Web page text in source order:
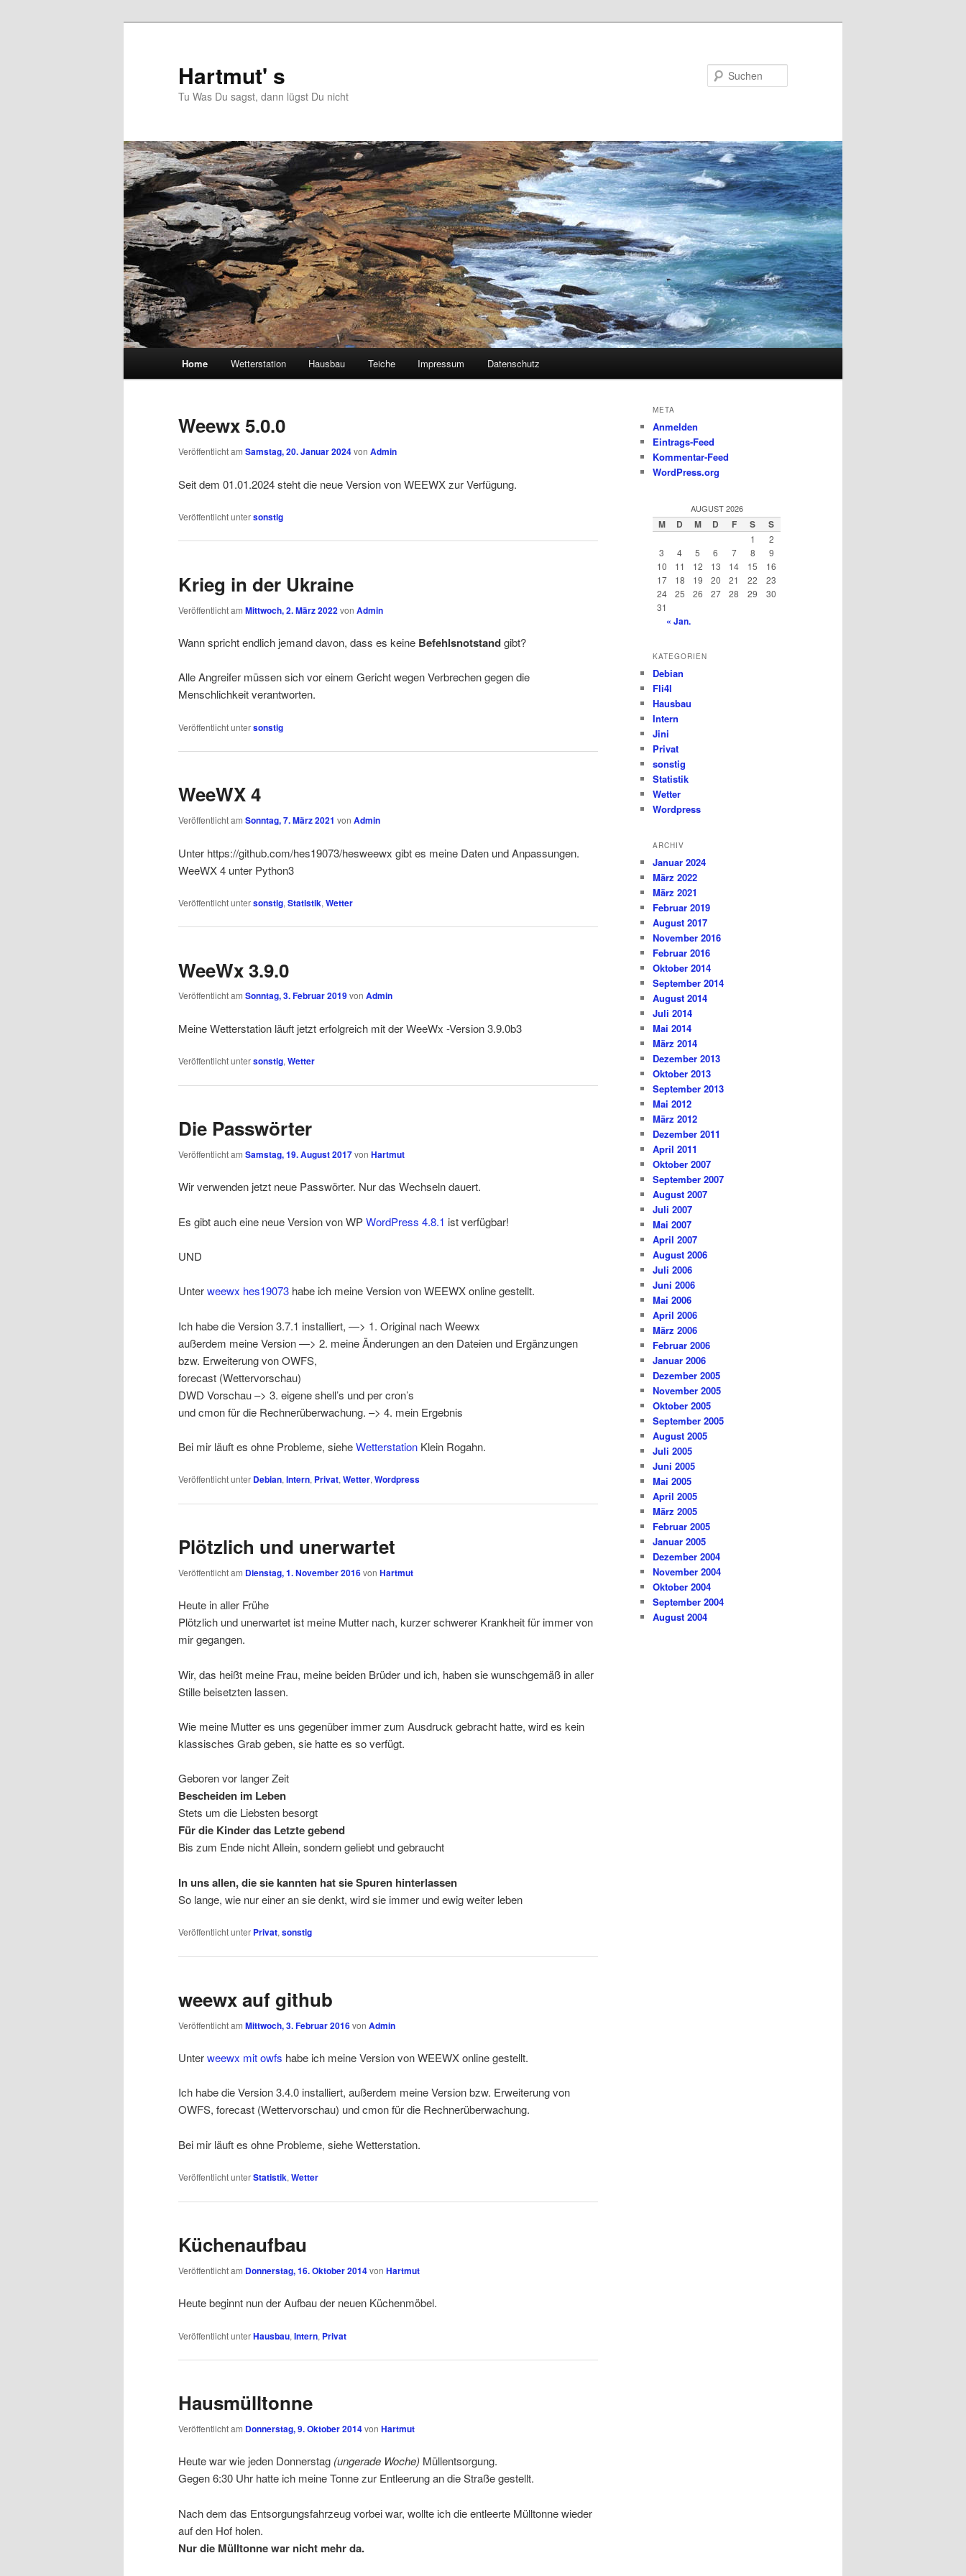
Hartmut' s
Tu Was Du sagst, dann lügst Du nicht
Home Wetterstation Hausbau Teiche Impressum Datenschutz
Weewx 5.0.0
Veröffentlicht am Samstag, 20. Januar 2024von Admin
Seit dem 01.01.2024 steht die neue Version von WEEWX zur Verfügung.
Veröffentlicht untersonstig
Krieg in der Ukraine
Veröffentlicht am Mittwoch, 2. März 2022von Admin
Wann spricht endlich jemand davon, dass es keine Befehlsnotstandgibt?
Alle Angreifer müssen sich vor einem Gericht wegen Verbrechen gegen die
Menschlichkeit verantworten.
Veröffentlicht untersonstig
WeeWX 4
Veröffentlicht am Sonntag, 7. März 2021 von Admin
Unter https://github.com/hes19073/hesweewx gibt es meine Daten und Anpassungen.
WeeWX 4 unter Python3
Veröffentlicht untersonstig, Statistik, Wetter
WeeWx 3.9.0
Veröffentlicht am Sonntag, 3. Februar 2019von Admin
Meine Wetterstation läuft jetzt erfolgreich mit der WeeWx -Version 3.9.0b3
Veröffentlicht untersonstig, Wetter
Die Passwörter
Veröffentlicht am Samstag, 19. August 2017von Hartmut
Wir verwenden jetzt neue Passwörter. Nur das Wechseln dauert.
Es gibt auch eine neue Version von WPWordPress 4.8.1 ist verfügbar!
UND
Unterweewx hes19073 habe ich meine Version von WEEWX online gestellt.
Ich habe die Version 3.7.1 installiert, —> 1. Original nach Weewx
außerdem meine Version —> 2. meine Änderungen an den Dateien und Ergänzungen
bzw. Erweiterung von OWFS,
forecast (Wettervorschau)
DWD Vorschau –> 3. eigene shell’s und per cron’s
und cmon für die Rechnerüberwachung. –> 4. mein Ergebnis
Bei mir läuft es ohne Probleme, sieheWetterstation Klein Rogahn.
Veröffentlicht unter Debian, Intern, Privat, Wetter, Wordpress
Plötzlich und unerwartet
Veröffentlicht am Dienstag, 1. November 2016von Hartmut
Heute in aller Frühe
Plötzlich und unerwartet ist meine Mutter nach, kurzer schwerer Krankheit für immer von
mir gegangen.
Wir, das heißt meine Frau, meine beiden Brüder und ich, haben sie wunschgemäß in aller
Stille beisetzten lassen.
Wie meine Mutter es uns gegenüber immer zum Ausdruck gebracht hatte, wird es kein
klassisches Grab geben, sie hatte es so verfügt.
Geboren vor langer Zeit
Bescheiden im Leben
Stets um die Liebsten besorgt
Für die Kinder das Letzte gebend
Bis zum Ende nicht Allein, sondern geliebt und gebraucht
In uns allen, die sie kannten hat sie Spuren hinterlassen
So lange, wie nur einer an sie denkt, wird sie immer und ewig weiter leben
Veröffentlicht unter Privat, sonstig
weewx auf github
Veröffentlicht am Mittwoch, 3. Februar 2016von Admin
Unterweewx mit owfs habe ich meine Version von WEEWX online gestellt.
Ich habe die Version 3.4.0 installiert, außerdem meine Version bzw. Erweiterung von
OWFS, forecast (Wettervorschau) und cmon für die Rechnerüberwachung.
Bei mir läuft es ohne Probleme, siehe Wetterstation.
Veröffentlicht unterStatistik, Wetter
Küchenaufbau
Veröffentlicht am Donnerstag, 16. Oktober 2014von Hartmut
Heute beginnt nun der Aufbau der neuen Küchenmöbel.
Veröffentlicht unterHausbau, Intern, Privat
Hausmülltonne
Veröffentlicht am Donnerstag, 9. Oktober 2014von Hartmut
Heute war wie jeden Donnerstag (ungerade Woche) Müllentsorgung.
Gegen 6:30 Uhr hatte ich meine Tonne zur Entleerung an die Straße gestellt.
Nach dem das Entsorgungsfahrzeug vorbei war, wollte ich die entleerte Mülltonne wieder
auf den Hof holen.
Nur die Mülltonne war nicht mehr da.
META
Anmelden
Eintrags-Feed
Kommentar-Feed
WordPress.org
AUGUST 2026
M D M D F S S
1
2
3
4 5 6 7 8
9
10
11 12 13 14 15
16
17
18 19 20 21 22
23
24
25 26 27 28 29
30
31
« Jan.
KATEGORIEN
Debian
Fli4l
Hausbau
Intern
Jini
Privat
sonstig
Statistik
Wetter
Wordpress
ARCHIV
Januar 2024
März 2022
März 2021
Februar 2019
August 2017
November 2016
Februar 2016
Oktober 2014
September 2014
August 2014
Juli 2014
Mai 2014
März 2014
Dezember 2013
Oktober 2013
September 2013
Mai 2012
März 2012
Dezember 2011
April 2011
Oktober 2007
September 2007
August 2007
Juli 2007
Mai 2007
April 2007
August 2006
Juli 2006
Juni 2006
Mai 2006
April 2006
März 2006
Februar 2006
Januar 2006
Dezember 2005
November 2005
Oktober 2005
September 2005
August 2005
Juli 2005
Juni 2005
Mai 2005
April 2005
März 2005
Februar 2005
Januar 2005
Dezember 2004
November 2004
Oktober 2004
September 2004
August 2004